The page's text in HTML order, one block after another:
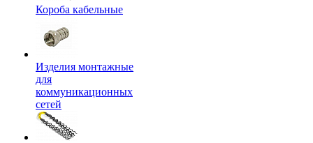
Короба кабельные
Изделия монтажные
для
коммуникационных
сетей